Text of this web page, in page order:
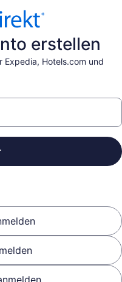
erstellen
Expedia, Hotels.com und